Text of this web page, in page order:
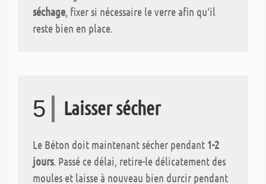
séchage, fixer si nécessaire le verre afin qu‘il
reste bien en place.
5 Laisser sécher
Le Béton doit maintenant sécher pendant 1-2
jours. Passé ce délai, retire-le délicatement des
moules et laisse à nouveau bien durcir pendant